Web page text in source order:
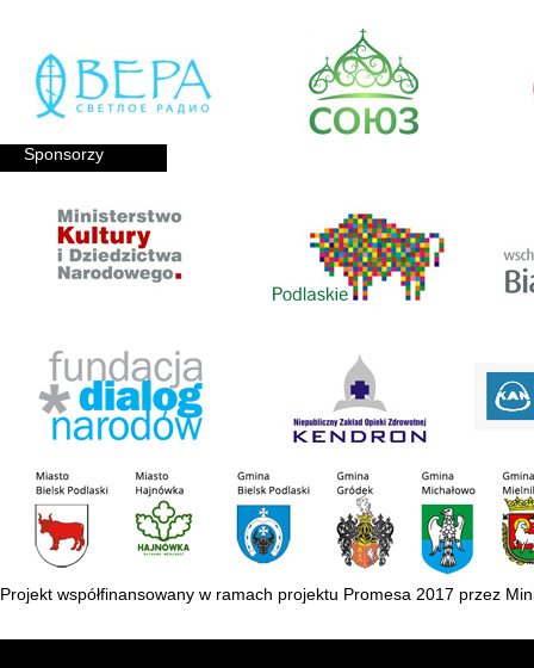
Sponsorzy
Projekt współfinansowany w ramach projektu Promesa 2017 przez